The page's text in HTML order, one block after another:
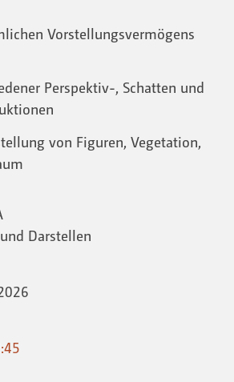
Vorstellungsvermögens
Perspektiv-, Schatten und
von Figuren, Vegetation,
Darstellen